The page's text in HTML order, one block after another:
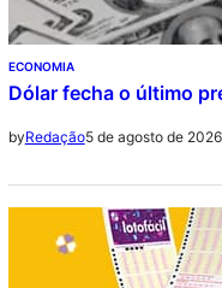
ECONOMIA
Dólar fecha o último
byRedação5 de agosto de 2026